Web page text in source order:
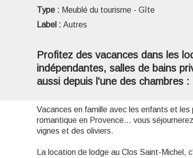
Type : Meublé du tourisme - Gîte
Label : Autres
Profitez des vacances dans les
indépendantes, salles de bains
aussi depuis l'une des chambres
Vacances en famille avec les enfants et
romantique en Provence... vous
vignes et des oliviers.
La location de lodge au Clos Saint-